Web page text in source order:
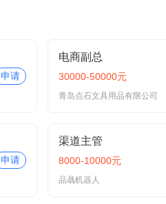
申请
电商副总
30000-50000元
青岛点石文具用品有限公司
申请
渠道主管
8000-10000元
品骉机器人